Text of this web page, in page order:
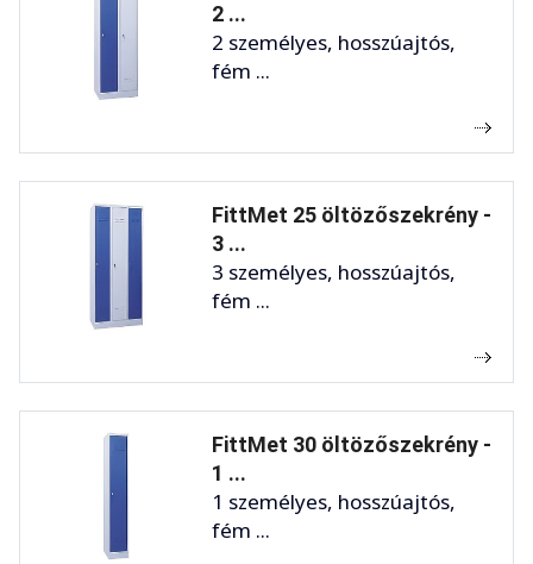
2 ...
2 személyes, hosszúajtós,
fém ...
FittMet 25 öltözőszekrény -
3 ...
3 személyes, hosszúajtós,
fém ...
FittMet 30 öltözőszekrény -
1 ...
1 személyes, hosszúajtós,
fém ...